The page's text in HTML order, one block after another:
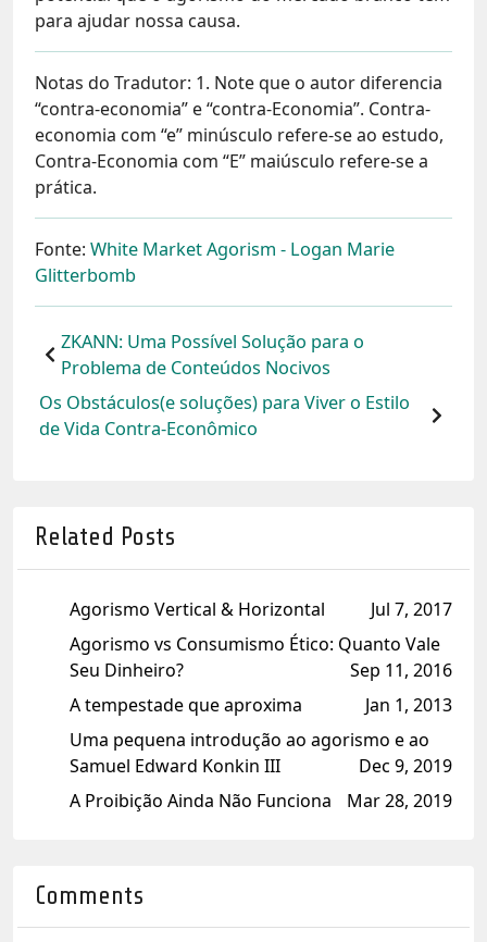
para ajudar nossa causa.
Notas do Tradutor: 1. Note que o autor diferencia
“contra-economia” e “contra-Economia”. Contra-
economia com “e” minúsculo refere-se ao estudo,
Contra-Economia com “E” maiúsculo refere-se a
prática.
Fonte: White Market Agorism - Logan Marie
Glitterbomb
ZKANN: Uma Possível Solução para o
Problema de Conteúdos Nocivos
Os Obstáculos(e soluções) para Viver o Estilo
de Vida Contra-Econômico
Related Posts
Agorismo Vertical & Horizontal
Jul 7, 2017
Agorismo vs Consumismo Ético: Quanto Vale
Seu Dinheiro?
Sep 11, 2016
A tempestade que aproxima
Jan 1, 2013
Uma pequena introdução ao agorismo e ao
Samuel Edward Konkin III
Dec 9, 2019
A Proibição Ainda Não Funciona
Mar 28, 2019
Comments